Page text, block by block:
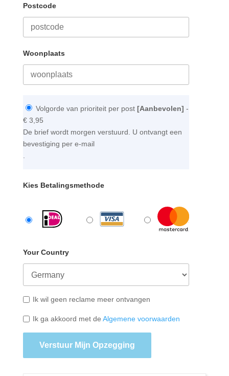
Postcode
Woonplaats
Volgorde van prioriteit per post [Aanbevolen] -
€ 3,95
De brief wordt morgen verstuurd. U ontvangt een
bevestiging per e-mail
.
Kies Betalingsmethode
Your Country
Ik wil geen reclame meer ontvangen
Ik ga akkoord met de Algemene voorwaarden
Verstuur Mijn Opzegging